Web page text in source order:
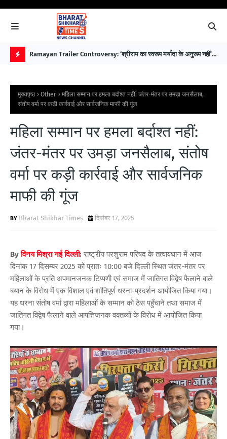
O
P
O
S
S
Ramayan Trailer Controversy: ‘श्रीराम का स्वरूप मर्यादा के अनुरूप नहीं’—
मुख्यपृष्ठ Other
महिला सम्मान पर हमला बर्दाश्त नहीं: जंतर-मंतर पर उमड़ा जनसैलाब,
संतोष वर्मा पर कड़ी कार्रवाई और सार्वजनिक माफी की गूंज
महिला सम्मान पर हमला बर्दाश्त नहीं:
जंतर-मंतर पर उमड़ा जनसैलाब, संतोष
वर्मा पर कड़ी कार्रवाई और सार्वजनिक
माफी की गूंज
Bharat Shikhar Times दिसंबर 17, 2025
Byविनय मिश्रा नई दिल्ली: राष्ट्रीय परशुराम परिषद के तत्वावधान में आज
दिनांक 17 दिसम्बर 2025 को प्रातः 10:00 बजे दिल्ली स्थित जंतर-मंतर पर
महिलाओं के प्रति अपमानजनक टिप्पणी एवं समाज में जातिगत विद्वेष फैलाने वाले
बयान के विरोध में एक विशाल एवं शांतिपूर्ण धरना-प्रदर्शन आयोजित किया गया।
यह धरना संतोष वर्मा द्वारा महिलाओं के सम्मान को ठेस पहुँचाने तथा समाज में
जातिगत विद्वेष फैलाने वाले आपत्तिजनक वक्तव्यों के विरोध में आयोजित किया
गया।